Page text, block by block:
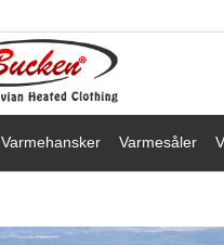
Varmehansker Varmesåler